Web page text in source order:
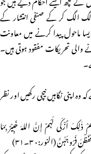
الگ کر کے صنفی انتشار کے
ماحول پیدا کرنے میں معاونت
والی تحریکات مفقود ہوتی ہیں۔
اپنی نگاہیں نیچی رکھیں اور نظر
أَزْکَی لَہُمْ إِنَّ اللہَ خَبِیْرٌ بِمَا
(النور:۰ ۳۔۳۱)